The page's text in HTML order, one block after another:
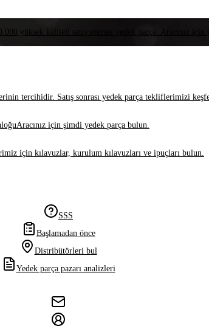
yüksek kaliteli satış sonrası yedek parça. Aracınız
tercihidir. Satış sonrası yedek parça tekliflerimizi
Aracınız için şimdi yedek parça bulun.
için kılavuzlar, kurulum kılavuzları ve ipuçları bulun.
SSS
Başlamadan önce
Distribütörleri bul
Yedek parça pazarı analizleri